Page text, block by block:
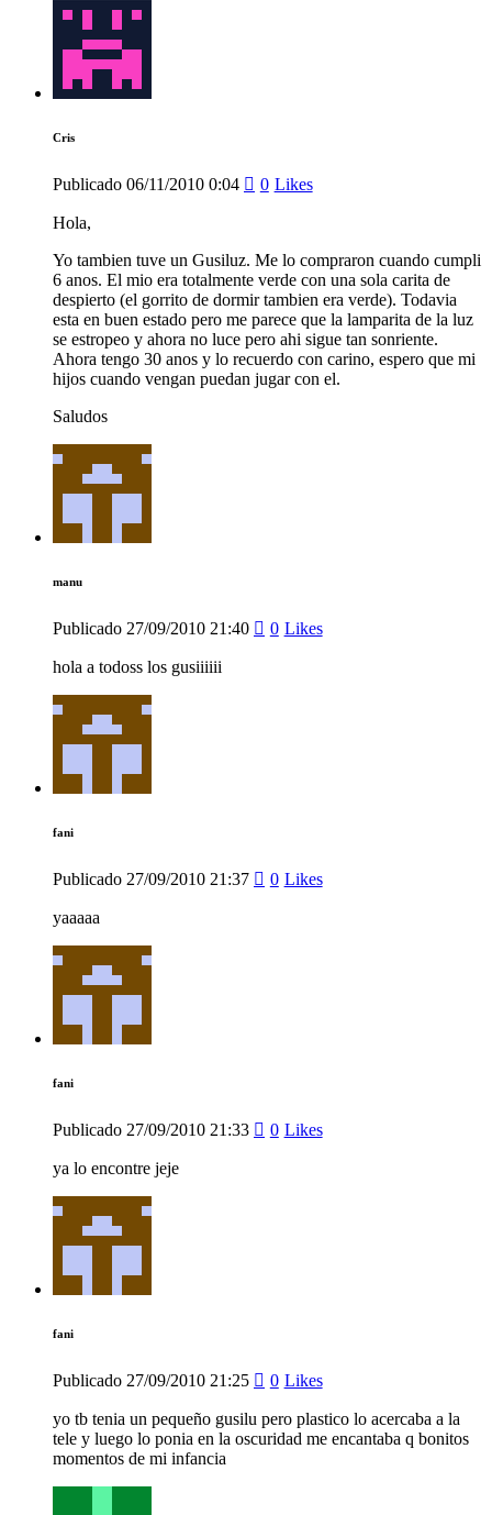
Cris
Publicado 06/11/2010 0:04 0 Likes
Hola,
Yo tambien tuve un Gusiluz. Me lo compraron cuando cumpli
6 anos. El mio era totalmente verde con una sola carita de
despierto (el gorrito de dormir tambien era verde). Todavia
esta en buen estado pero me parece que la lamparita de la luz
se estropeo y ahora no luce pero ahi sigue tan sonriente.
Ahora tengo 30 anos y lo recuerdo con carino, espero que mi
hijos cuando vengan puedan jugar con el.
Saludos
manu
Publicado 27/09/2010 21:40 0 Likes
hola a todoss los gusiiiiii
fani
Publicado 27/09/2010 21:37 0 Likes
yaaaaa
fani
Publicado 27/09/2010 21:33 0 Likes
ya lo encontre jeje
fani
Publicado 27/09/2010 21:25 0 Likes
yo tb tenia un pequeño gusilu pero plastico lo acercaba a la
tele y luego lo ponia en la oscuridad me encantaba q bonitos
momentos de mi infancia